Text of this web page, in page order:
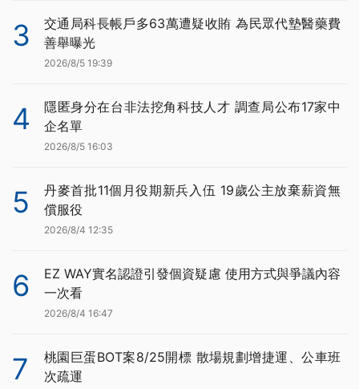
3
交通局科長帳戶多63萬遭疑收賄 為民眾代墊醫藥費
善舉曝光
2026/8/5 19:39
4
隱匿身分在台非法挖角科技人才 調查局公布17家中
企名單
2026/8/5 16:03
5
丹麥首批11個月役期新兵入伍 19歲公主放棄薪資無
償服役
2026/8/4 12:35
6
EZ WAY實名認證引發個資疑慮 使用方式與爭議內容
一次看
2026/8/4 16:47
7
桃園巨蛋BOT案8/25開標 散場規劃增捷運、公車班
次疏運